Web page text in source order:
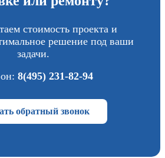
стоимость проекта и
решение под ваши
задачи.
8(495) 231-82-94
обратный звонок